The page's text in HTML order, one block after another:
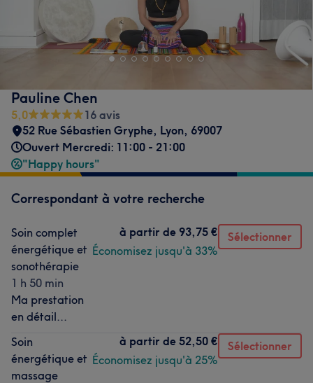
Pauline Chen
5,0
16 avis
52 Rue Sébastien Gryphe, Lyon, 69007
Ouvert Mercredi: 11:00 - 21:00
"Happy hours"
Correspondant à votre recherche
Soin complet
énergétique et
sonothérapie
1 h 50 min
Ma prestation
en détail...
à partir de 93,75 €
Économisez jusqu'à 33%
Sélectionner
Soin
énergétique et
massage
à partir de 52,50 €
Économisez jusqu'à 25%
Sélectionner